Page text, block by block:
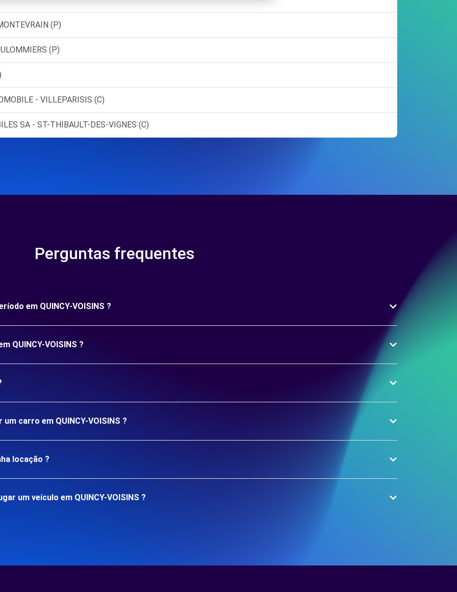
(P)
(P)
- VILLEPARISIS (C)
SA - ST-THIBAULT-DES-VIGNES (C)
Perguntas frequentes
em QUINCY-VOISINS ?
QUINCY-VOISINS ?
carro em QUINCY-VOISINS ?
locação ?
um veículo em QUINCY-VOISINS ?